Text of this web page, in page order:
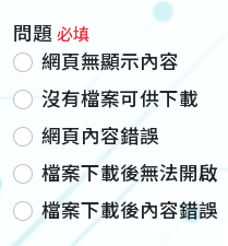
問題 必填
網頁無顯示內容
沒有檔案可供下載
網頁內容錯誤
檔案下載後無法開啟
檔案下載後內容錯誤